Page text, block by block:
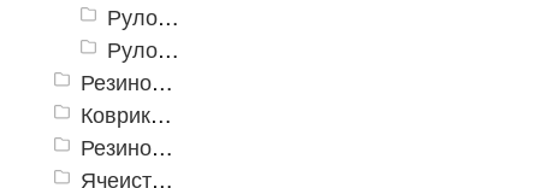
Рулонное покрытие «Змейка» 0,9 х 12 м (h = 8 мм)
Рулонное покрытие «Змейка» 1,2 х 12 м (h = 8 мм)
Резиновые коврики и дорожки «Restorant»
Коврики PinMat Волна
Резиновые коврики Шашки
Ячеистое модульное грязезащитное покрытие «Optima Duos»